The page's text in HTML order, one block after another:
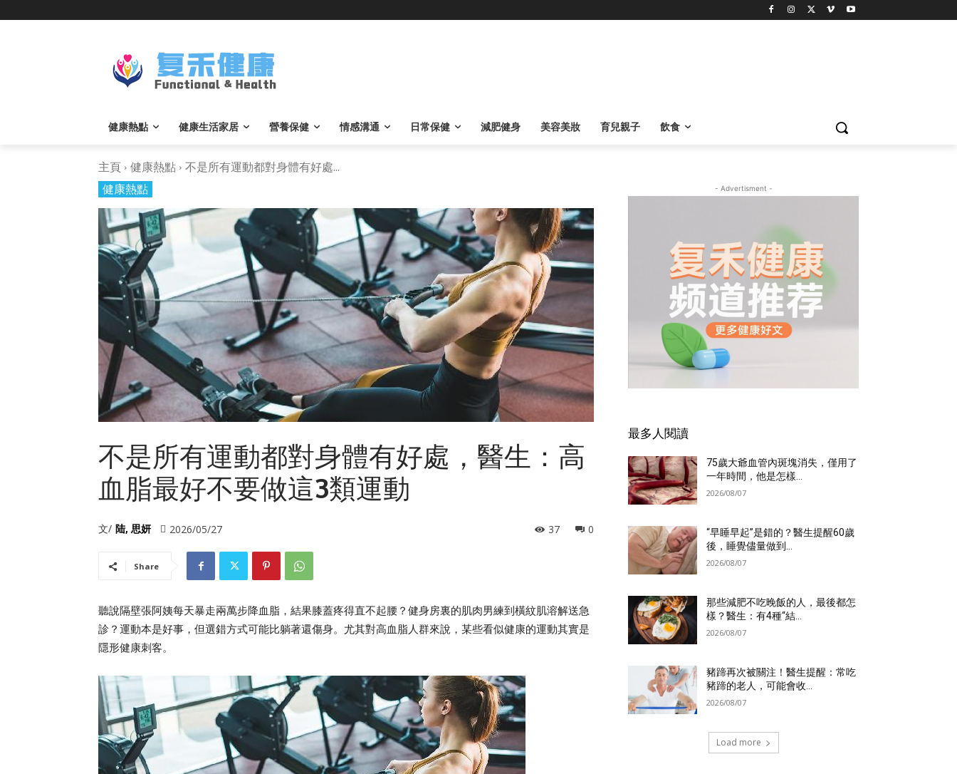
健康熱點 健康生活家居 營養保健 情感溝通 日常保健 減肥健身 美容美妝 育兒親子 飲食
主頁 健康熱點 不是所有運動都對身體有好處...
健康熱點
不是所有運動都對身體有好處，醫生：高
血脂最好不要做這3類運動
文/ 陆, 思妍 2026/05/27 0
37
Share
聽說隔壁張阿姨每天暴走兩萬步降血脂，結果膝蓋疼得直不起腰？健身房裏的肌肉男練到橫紋肌溶解送急
診？運動本是好事，但選錯方式可能比躺著還傷身。尤其對高血脂人群來說，某些看似健康的運動其實是
隱形健康刺客。
- Advertisment -
最多人閱讀
75歲大爺血管內斑塊消失，僅用了
一年時間，他是怎樣...
2026/08/07
“早睡早起”是錯的？醫生提醒60歲
後，睡覺儘量做到...
2026/08/07
那些減肥不吃晚飯的人，最後都怎
樣？醫生：有4種“結...
2026/08/07
豬蹄再次被關注！醫生提醒：常吃
豬蹄的老人，可能會收...
2026/08/07
Load more